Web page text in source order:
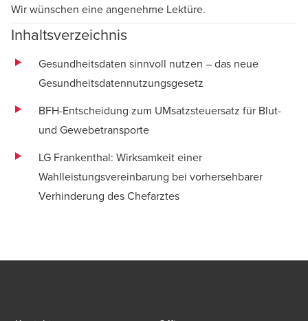
Wir wünschen eine angenehme Lektüre.
Inhaltsverzeichnis
Gesundheitsdaten sinnvoll nutzen – das neue
Gesundheitsdatennutzungsgesetz
BFH-Entscheidung zum UMsatzsteuersatz für Blut-
und Gewebetransporte
LG Frankenthal: Wirksamkeit einer
Wahlleistungsvereinbarung bei vorhersehbarer
Verhinderung des Chefarztes